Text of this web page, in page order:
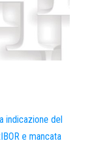
indicazione del
e mancata